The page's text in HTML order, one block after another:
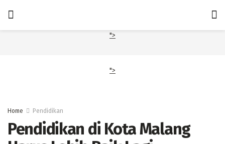
">
">
Home Pendidikan
Pendidikan di Kota Malang